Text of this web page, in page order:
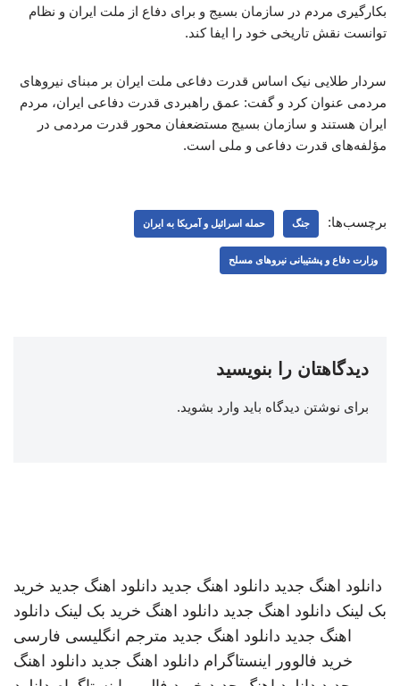
بکارگیری مردم در سازمان بسیج و برای دفاع از ملت ایران و نظام
توانست نقش تاریخی خود را ایفا کند.
سردار طلایی نیک اساس قدرت دفاعی ملت ایران بر مبنای نیروهای
مردمی عنوان کرد و گفت: عمق راهبردی قدرت دفاعی ایران، مردم
ایران هستند و سازمان بسیج مستضعفان محور قدرت مردمی در
مؤلفه‌های قدرت دفاعی و ملی است.
برچسب‌ها: جنگ حمله اسرائیل و آمریکا به ایران
وزارت دفاع و پشتیبانی نیروهای مسلح
دیدگاهتان را بنویسید
برای نوشتن دیدگاه باید وارد بشوید.
دانلود اهنگ جدید دانلود اهنگ جدید دانلود اهنگ جدید خرید
بک لینک دانلود اهنگ جدید دانلود اهنگ خرید بک لینک دانلود
اهنگ جدید دانلود اهنگ جدید مترجم انگلیسی فارسی
خرید فالوور اینستاگرام دانلود اهنگ جدید دانلود اهنگ